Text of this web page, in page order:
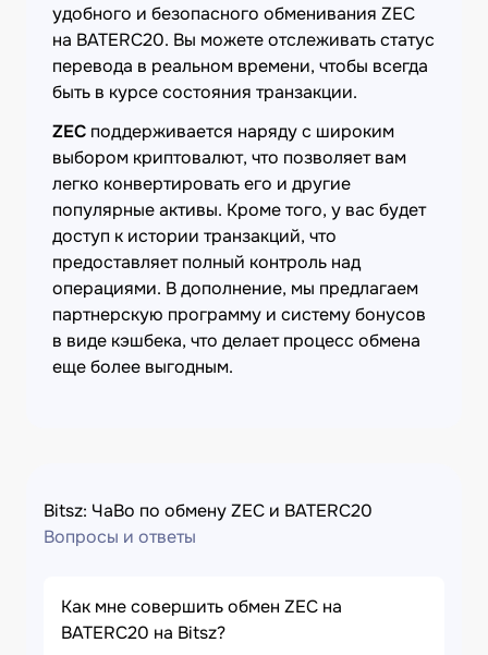
удобного и безопасного обменивания ZEC
на BATERC20. Вы можете отслеживать статус
перевода в реальном времени, чтобы всегда
быть в курсе состояния транзакции.
ZEC поддерживается наряду с широким
выбором криптовалют, что позволяет вам
легко конвертировать его и другие
популярные активы. Кроме того, у вас будет
доступ к истории транзакций, что
предоставляет полный контроль над
операциями. В дополнение, мы предлагаем
партнерскую программу и систему бонусов
в виде кэшбека, что делает процесс обмена
еще более выгодным.
Bitsz: ЧаВо по обмену ZEC и BATERC20
Вопросы и ответы
Как мне совершить обмен ZEC на
BATERC20 на Bitsz?